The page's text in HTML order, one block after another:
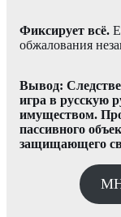
Фиксирует всё.
обжалования
Вывод:
игра в русскую
имуществом.
пассивного
защищающего